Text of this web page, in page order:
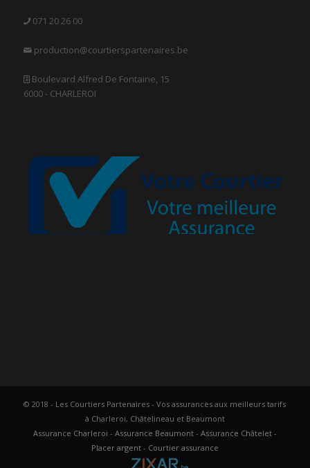
071 20 26 00
production@courtierspartenaires.be
Boulevard Alfred De Fontaine, 15
6000 - CHARLEROI
© 2018 - Les Courtiers Partenaires - Vos assurances aux meilleurs tarifs
à Charleroi, Châtelineau et Beaumont
Assurance Charleroi - Assurance Beaumont- Assurance Châtelet-
Placer argent- Courtier assurance